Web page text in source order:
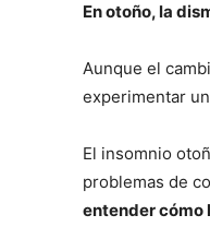
En otoño, la
Aunque el
experimentar
El insomnio
problemas de
entender cómo